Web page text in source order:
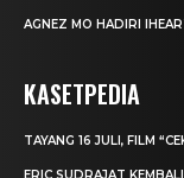
AGNEZ MO HADIRI
KASETPEDIA
TAYANG 16 JULI, FILM